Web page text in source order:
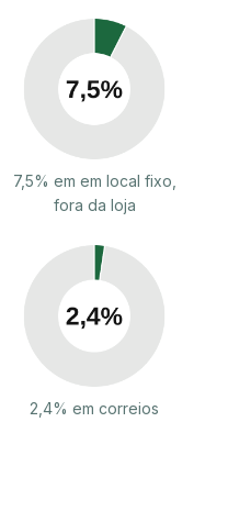
7,5% em em local fixo,
fora da loja
2,4% em correios